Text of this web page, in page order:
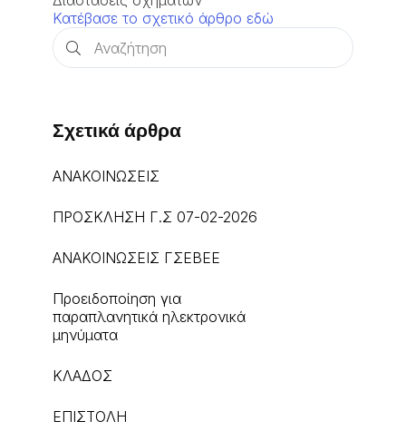
Κατέβασε το σχετικό άρθρο εδώ
Σχετικά άρθρα
ΑΝΑΚΟΙΝΩΣΕΙΣ
ΠΡΟΣΚΛΗΣΗ Γ.Σ 07-02-2026
ΑΝΑΚΟΙΝΩΣΕΙΣ ΓΣΕΒΕΕ
Προειδοποίηση για
παραπλανητικά ηλεκτρονικά
μηνύματα
ΚΛΑΔΟΣ
ΕΠΙΣΤΟΛΗ